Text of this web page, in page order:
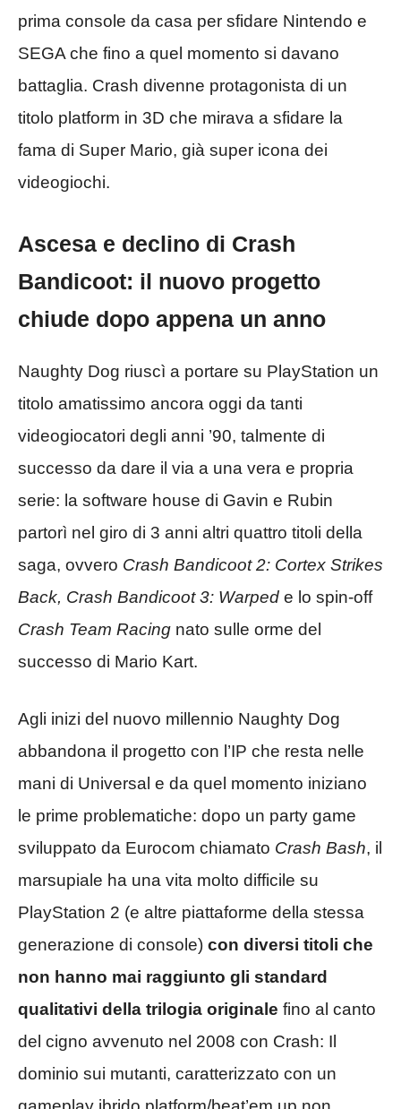
prima console da casa per sfidare Nintendo e
SEGA che fino a quel momento si davano
battaglia. Crash divenne protagonista di un
titolo platform in 3D che mirava a sfidare la
fama di Super Mario, già super icona dei
videogiochi.
Ascesa e declino di Crash
Bandicoot: il nuovo progetto
chiude dopo appena un anno
Naughty Dog riuscì a portare su PlayStation un
titolo amatissimo ancora oggi da tanti
videogiocatori degli anni ’90, talmente di
successo da dare il via a una vera e propria
serie: la software house di Gavin e Rubin
partorì nel giro di 3 anni altri quattro titoli della
saga, ovvero Crash Bandicoot 2: Cortex Strikes
Back, Crash Bandicoot 3: Warped e lo spin-off
Crash Team Racing nato sulle orme del
successo di Mario Kart.
Agli inizi del nuovo millennio Naughty Dog
abbandona il progetto con l’IP che resta nelle
mani di Universal e da quel momento iniziano
le prime problematiche: dopo un party game
sviluppato da Eurocom chiamato Crash Bash, il
marsupiale ha una vita molto difficile su
PlayStation 2 (e altre piattaforme della stessa
generazione di console) con diversi titoli che
non hanno mai raggiunto gli standard
qualitativi della trilogia originale fino al canto
del cigno avvenuto nel 2008 con Crash: Il
dominio sui mutanti, caratterizzato con un